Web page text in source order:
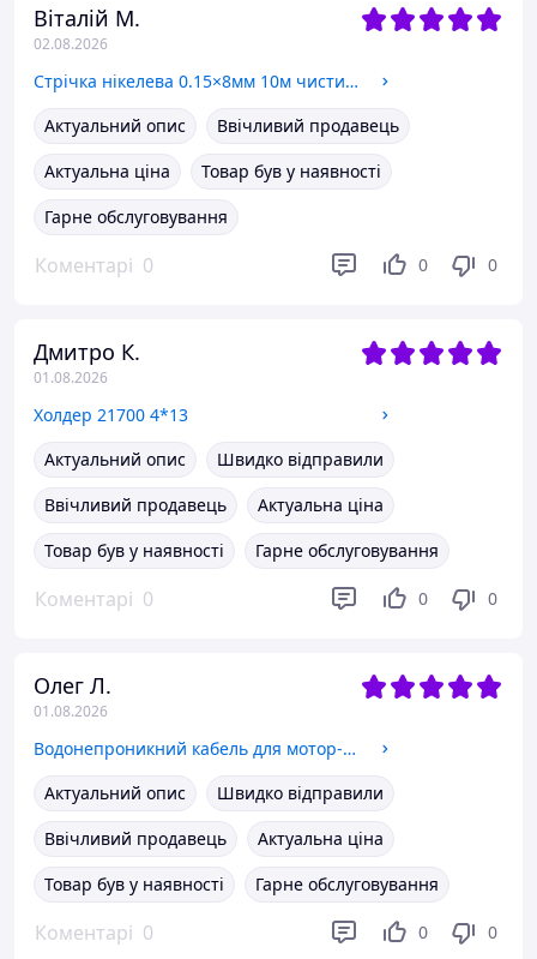
Віталій М.
02.08.2026
Стрічка нікелева 0.15×8мм 10м чистий нікель
Актуальний опис
Ввічливий продавець
Актуальна ціна
Товар був у наявності
Гарне обслуговування
Коментарі 0 0 0
Дмитро К.
01.08.2026
Холдер 21700 4*13
Актуальний опис
Швидко відправили
Ввічливий продавець
Актуальна ціна
Товар був у наявності
Гарне обслуговування
Коментарі 0 0 0
Олег Л.
01.08.2026
Водонепроникний кабель для мотор-колеса 40 см (тато) для ремонту мотор-колеса
Актуальний опис
Швидко відправили
Ввічливий продавець
Актуальна ціна
Товар був у наявності
Гарне обслуговування
Коментарі 0 0 0